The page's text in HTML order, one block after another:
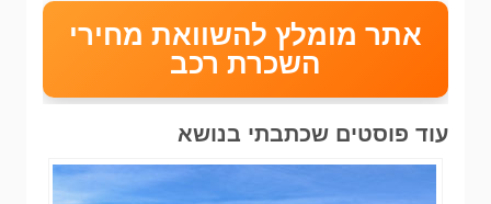
אתר מומלץ להשוואת מחירי
השכרת רכב
עוד פוסטים שכתבתי בנושא